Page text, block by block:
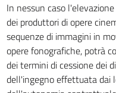
16 quinquies
17
18
18 bis
19
In nessun caso
dei produttori di opere
sequenze di immagini in
opere fonografiche, potrà
dei termini di cessione dei
dell'ingegno effettuata dai